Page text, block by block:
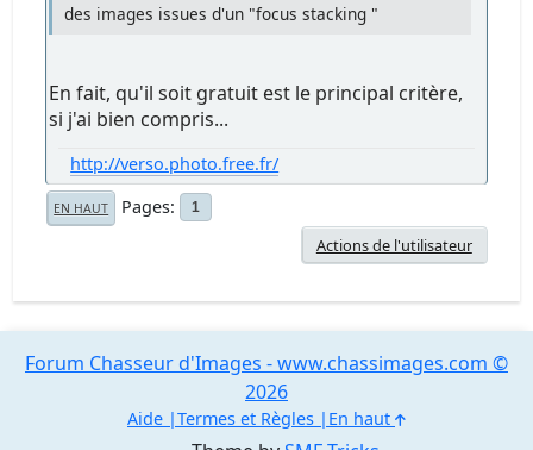
des images issues d'un "focus stacking "
En fait, qu'il soit gratuit est le principal critère,
si j'ai bien compris...
http://verso.photo.free.fr/
EN HAUT Pages 1
Actions de l'utilisateur
Forum Chasseur d'Images - www.chassimages.com ©
2026
Aide Termes et Règles En haut